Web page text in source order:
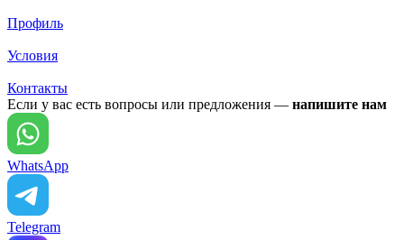
Профиль
Условия
Контакты
Если у вас есть вопросы или предложения — напишите нам
WhatsApp
Telegram